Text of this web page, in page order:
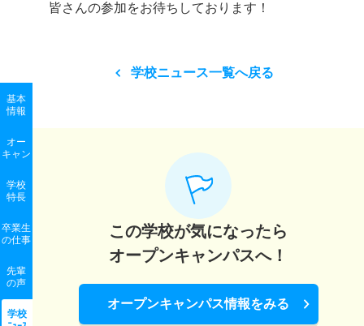
基本
情報
オー
キャン
学校
特長
卒業生
の仕事
先輩
の声
学校
皆さんの参加をお待ちしております！
学校ニュース一覧へ戻る
この学校が気になったら
オープンキャンパスへ！
オープンキャンパス情報をみる